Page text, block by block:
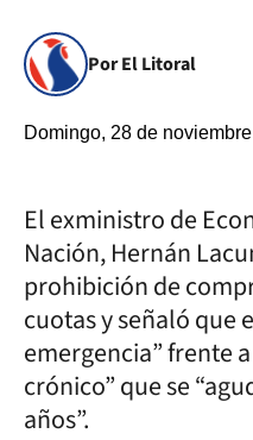
Por El Litoral
Domingo, 28 de
El exministro de
Nación, Hernán
prohibición de
cuotas y señaló que
emergencia” frente
crónico” que se
años”.